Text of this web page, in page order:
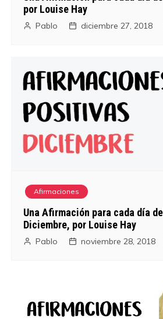
por Louise Hay
Pablo diciembre 27, 2018
Afirmaciones
Una Afirmación para cada día
Diciembre, por Louise Hay
Pablo noviembre 28, 2018